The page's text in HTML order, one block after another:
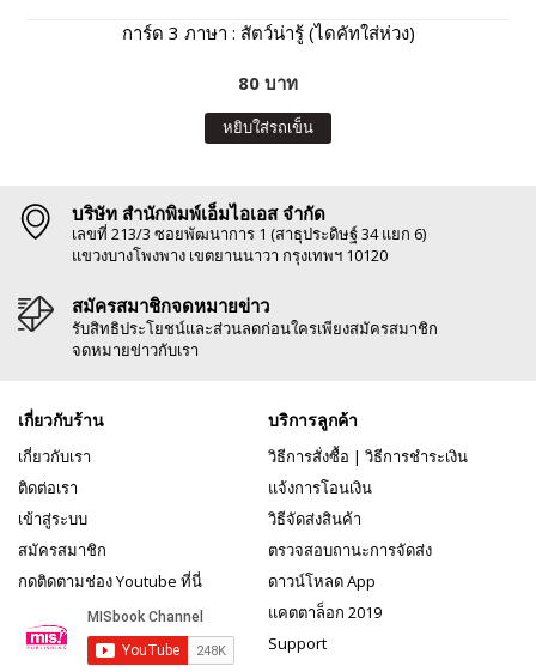
การ์ด 3 ภาษา : สัตว์น่ารู้ (ไดคัทใส่ห่วง)
80 บาท
หยิบใส่รถเข็น
บริษัท สำนักพิมพ์เอ็มไอเอส จำกัด
เลขที่ 213/3 ซอยพัฒนาการ 1 (สาธุประดิษฐ์ 34 แยก 6)
แขวงบางโพงพาง เขตยานนาวา กรุงเทพฯ 10120
สมัครสมาชิกจดหมายข่าว
รับสิทธิประโยชน์และส่วนลดก่อนใครเพียงสมัครสมาชิก
จดหมายข่าวกับเรา
เกี่ยวกับร้าน
เกี่ยวกับเรา
ติดต่อเรา
เข้าสู่ระบบ
สมัครสมาชิก
กดติดตามช่อง Youtube ที่นี่
บริการลูกค้า
วิธีการสั่งซื้อ | วิธีการชำระเงิน
แจ้งการโอนเงิน
วิธีจัดส่งสินค้า
ตรวจสอบถานะการจัดส่ง
ดาวน์โหลด App
แคตตาล็อก 2019
Support